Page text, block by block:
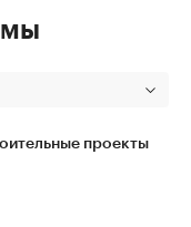
проекты